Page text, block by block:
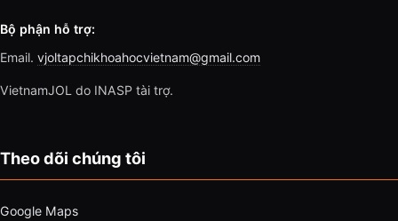
Bộ phận hỗ trợ:
Email. vjoltapchikhoahocvietnam@gmail.com
VietnamJOL do INASP tài trợ.
Theo dõi chúng tôi
Google Maps